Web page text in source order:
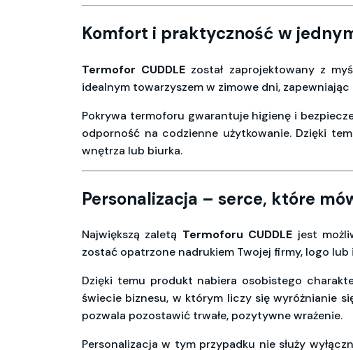
Komfort i praktyczność w
Termofor CUDDLE został zaprojektowany z
idealnym towarzyszem w zimowe dni,
Pokrywa termoforu gwarantuje higienę i
odporność na codzienne użytkowanie. Dzięki
wnętrza lub biurka.
Personalizacja – serce, które
Największą zaletą Termoforu CUDDLE jest
zostać opatrzone nadrukiem Twojej firmy, logo
Dzięki temu produkt nabiera osobistego
świecie biznesu, w którym liczy się wyróżnianie
pozwala pozostawić trwałe, pozytywne wrażenie.
Personalizacja w tym przypadku nie służy